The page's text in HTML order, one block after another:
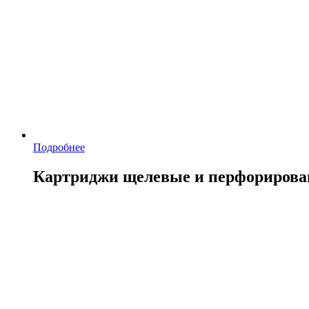
Подробнее
Картриджи щелевые и